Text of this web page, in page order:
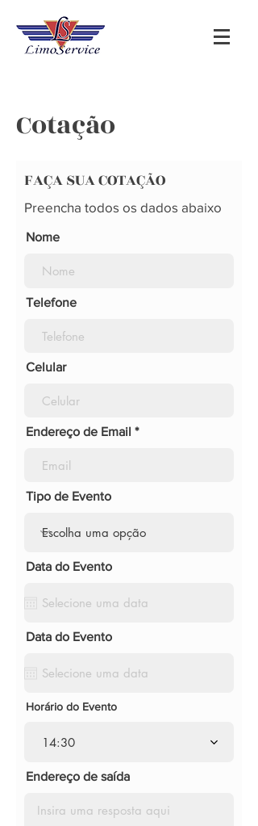
Cotação
FAÇA SUA COTAÇÃO
Preencha todos os dados abaixo
Nome
Telefone
Celular
Endereço de Email
Tipo de Evento
Data do Evento
Data do Evento
Horário do Evento
14:30
Endereço de saída